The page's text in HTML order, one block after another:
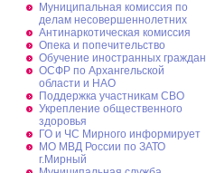
Муниципальная комиссия по
делам несовершеннолетних
Антинаркотическая комиссия
Опека и попечительство
Обучение иностранных граждан
ОСФР по Архангельской
области и НАО
Поддержка участникам СВО
Укрепление общественного
здоровья
ГО и ЧС Мирного информирует
МО МВД России по ЗАТО
г.Мирный